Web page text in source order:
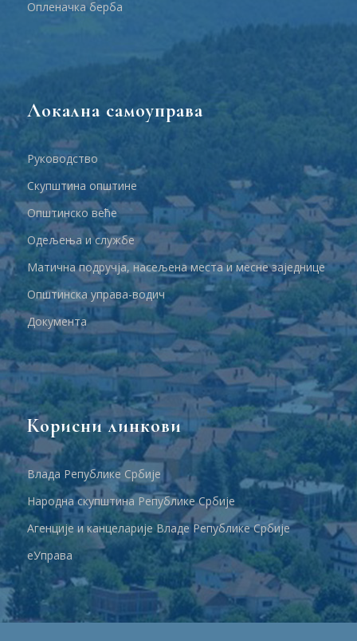
Опленачка берба
Локална самоуправа
Руководство
Скупштина општине
Општинско веће
Одељења и службе
Матична подручја, насељена места и месне заједнице
Општинска управа-водич
Документа
Корисни линкови
Влада Републике Србије
Народна скупштина Републике Србије
Агенције и канцеларије Владе Републике Србије
еУправа